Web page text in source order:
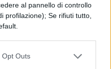
al pannello di controllo
profilazione); Se rifiuti tutto,
Opt Outs